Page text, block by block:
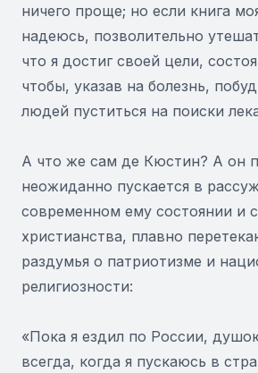
ничего проще; но если книга
надеюсь, позволительно
что я достиг своей цели,
чтобы, указав на болезнь,
людей пуститься на поиски
А что же сам де Кюстин? А он
неожиданно пускается в
современном ему состоянии и
христианства, плавно
раздумья о патриотизме и
религиозности:
«Пока я ездил по России,
всегда, когда я пускаюсь в